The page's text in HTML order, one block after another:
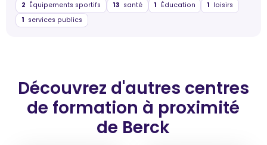
2 Équipements sportifs 13 santé 1 Éducation 1 loisirs
1 services publics
Découvrez d'autres centres
de formation à proximité
de Berck